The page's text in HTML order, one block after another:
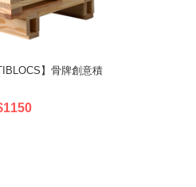
】骨牌創意積